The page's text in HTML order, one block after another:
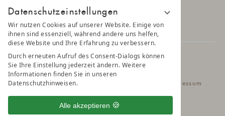
Datenschutzeinstellungen
Wir nutzen Cookies auf unserer Website. Einige von
ihnen sind essenziell, während andere uns helfen,
diese Website und Ihre Erfahrung zu verbessern.
Durch erneuten Aufruf des Consent-Dialogs können
Sie Ihre Einstellung jederzeit ändern. Weitere
Informationen finden Sie in unseren
Datenschutzhinweisen.
Alle akzeptieren
© 2025 AMONTI & LUNARIS Wellnessresort
Datenschutz Datenschutzeinstellungen Impressum
Belvita Leading Wellnesshotel